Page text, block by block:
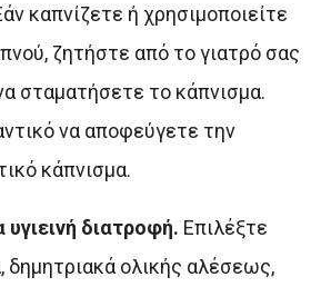
καπνίζετε ή χρησιμοποιείτε
ζητήστε από το γιατρό σας
σταματήσετε το κάπνισμα.
να αποφεύγετε την
κάπνισμα.
διατροφή. Επιλέξτε
δημητριακά ολικής αλέσεως,